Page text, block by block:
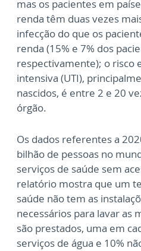
mas os pacientes em
renda têm duas vezes
infecção do que os
renda (15% e 7% dos
respectivamente); o risco
intensiva (UTI),
nascidos, é entre 2 e 20
órgão.
Os dados referentes a
bilhão de pessoas no
serviços de saúde sem
relatório mostra que um
saúde não tem as
necessários para lavar as
são prestados, uma em
serviços de água e 10%